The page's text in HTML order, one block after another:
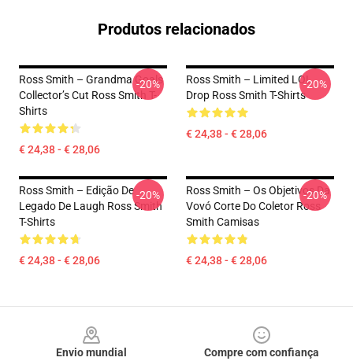
Produtos relacionados
Ross Smith – Grandma Goals
Collector’s Cut Ross Smith T-
Shirts
€ 24,38 - € 28,06
-20%
Ross Smith – Limited LOL
Drop Ross Smith T-Shirts
€ 24,38 - € 28,06
-20%
Ross Smith – Edição De
Legado De Laugh Ross Smith
T-Shirts
€ 24,38 - € 28,06
-20%
Ross Smith – Os Objetivos Da
Vovó Corte Do Coletor Ross
Smith Camisas
€ 24,38 - € 28,06
-20%
Envio mundial
Compre com confiança